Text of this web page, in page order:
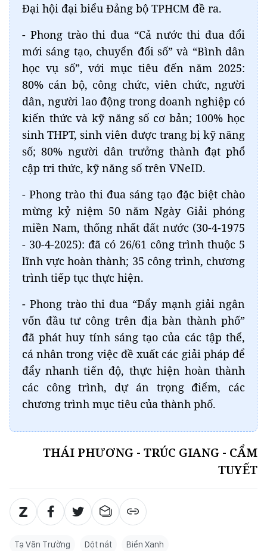
Đại hội đại biểu Đảng bộ TPHCM đề ra.
- Phong trào thi đua “Cả nước thi đua đổi
mới sáng tạo, chuyển đổi số” và “Bình dân
học vụ số”, với mục tiêu đến năm 2025:
80% cán bộ, công chức, viên chức, người
dân, người lao động trong doanh nghiệp có
kiến thức và kỹ năng số cơ bản; 100% học
sinh THPT, sinh viên được trang bị kỹ năng
số; 80% người dân trưởng thành đạt phổ
cập tri thức, kỹ năng số trên VNeID.
- Phong trào thi đua sáng tạo đặc biệt chào
mừng kỷ niệm 50 năm Ngày Giải phóng
miền Nam, thống nhất đất nước (30-4-1975
- 30-4-2025): đã có 26/61 công trình thuộc 5
lĩnh vực hoàn thành; 35 công trình, chương
trình tiếp tục thực hiện.
- Phong trào thi đua “Đẩy mạnh giải ngân
vốn đầu tư công trên địa bàn thành phố”
đã phát huy tính sáng tạo của các tập thể,
cá nhân trong việc đề xuất các giải pháp để
đẩy nhanh tiến độ, thực hiện hoàn thành
các công trình, dự án trọng điểm, các
chương trình mục tiêu của thành phố.
THÁI PHƯƠNG - TRÚC GIANG - CẨM
TUYẾT
Tạ Văn Trường Dột nát Biển Xanh